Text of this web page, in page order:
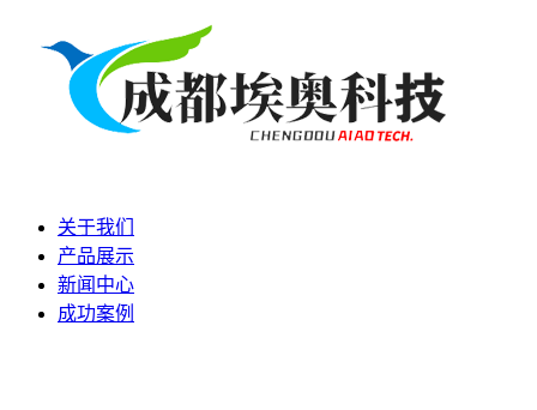
关于我们
产品展示
新闻中心
成功案例